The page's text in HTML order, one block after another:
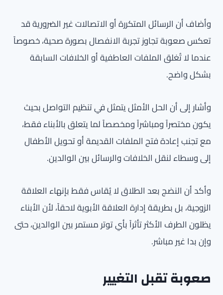
وأضاف أن الرسائل المتكررة أو الاتصالات غير الضرورية قد
تعكس صعوبة تجاوز تجربة الانفصال بصورة صحية، خصوصاً
عندما لا تُغلق الملفات العاطفية أو الخلافات السابقة
بشكل واضح.
وأشار إلى أن الحل الأمثل يتمثل في تنظيم التواصل بحيث
يكون مختصراً ومباشراً ومخصصاً لما يتعلق بالأبناء فقط،
مع تجنب إعادة فتح الملفات القديمة أو تحويل الأطفال
إلى وسطاء لنقل الخلافات والرسائل بين الوالدين.
وأكد أن النضج بعد الطلاق لا يُقاس فقط بإنهاء العلاقة
الزوجية، بل بطريقة إدارة العلاقة الأبوية لاحقاً، لأن الأبناء
يظلون الطرف الأكثر تأثراً بأي توتر مستمر بين الوالدين، حتى
وإن بدا غير مباشر.
صعوبة تقبل التغيير